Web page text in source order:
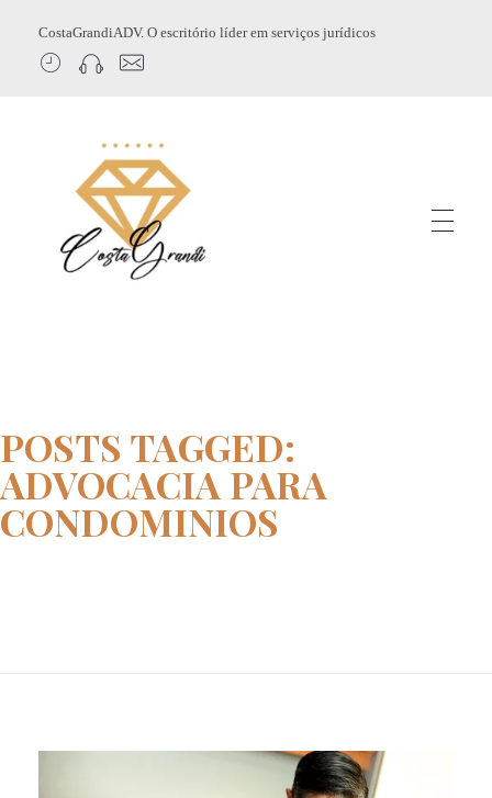
CostaGrandiADV. O escritório líder em serviços jurídicos
POSTS TAGGED:
ADVOCACIA PARA
CONDOMINIOS